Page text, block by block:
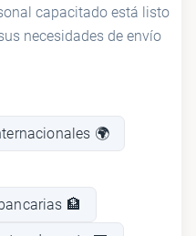
capacitado está listo
necesidades de envío
🌍
🏦